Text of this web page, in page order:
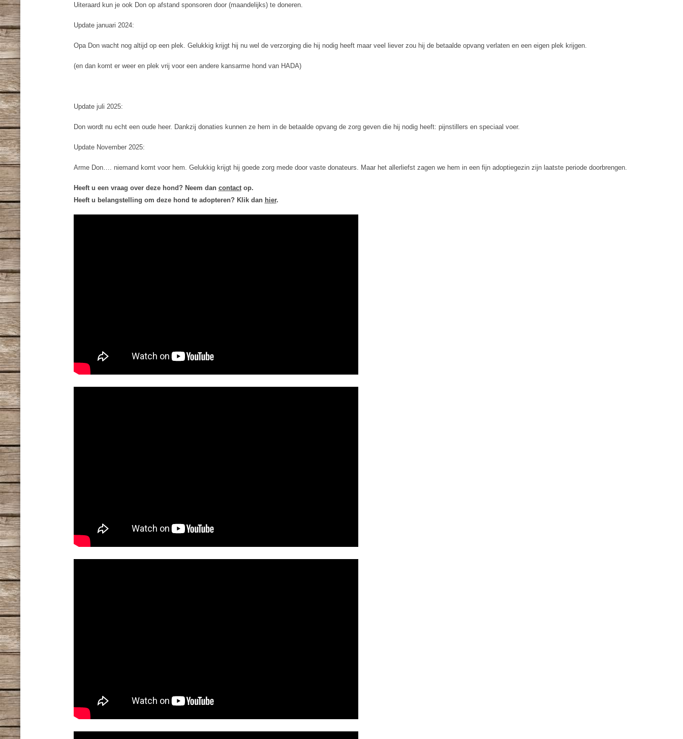
Uiteraard kun je ook Don op afstand sponsoren door (maandelijks) te doneren.
Update januari 2024:
Opa Don wacht nog altijd op een plek. Gelukkig krijgt hij nu wel de verzorging die hij nodig heeft maar veel liever zou hij de betaalde opvang verlaten en een eigen plek krijgen.
(en dan komt er weer en plek vrij voor een andere kansarme hond van HADA)
Update juli 2025:
Don wordt nu echt een oude heer. Dankzij donaties kunnen ze hem in de betaalde opvang de zorg geven die hij nodig heeft: pijnstillers en speciaal voer.
Update November 2025:
Arme Don…. niemand komt voor hem. Gelukkig krijgt hij goede zorg mede door vaste donateurs. Maar het allerliefst zagen we hem in een fijn adoptiegezin zijn laatste periode doorbrengen.
Heeft u een vraag over deze hond? Neem dan contactop.
Heeft u belangstelling om deze hond te adopteren? Klik dan hier.